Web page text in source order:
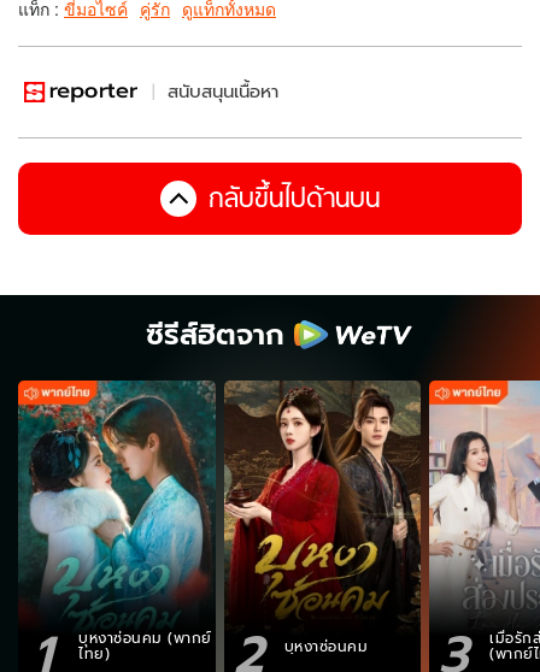
แท็ก : ขี่มอไซค์ คู่รัก ดูแท็กทั้งหมด
สนับสนุนเนื้อหา
กลับขึ้นไปด้านบน
ซีรีส์ฮิตจาก
1 บุหงาซ่อนคม (พากย์
ไทย) 2 บุหงาซ่อนคม 3 เมื่อรัก
(พากย์